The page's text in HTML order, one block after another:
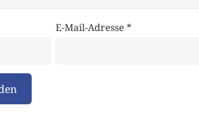
E-Mail-Adresse *